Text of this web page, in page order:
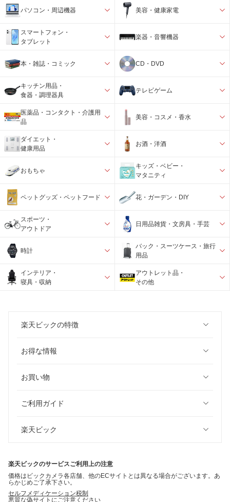
パソコン・周辺機器 美容・健康家電
スマートフォン・
タブレット
楽器・音響機器
本・雑誌・コミック CD・DVD
キッチン用品・
食器・調理器具
テレビゲーム
医薬品・コンタクト・介護用
品
美容・コスメ・香水
ダイエット・
健康用品
お酒・洋酒
おもちゃ
キッズ・ベビー・
マタニティ
ペットグッズ・ペットフード 花・ガーデン・DIY
スポーツ・
アウトドア
日用品雑貨・文房具・手芸
時計
バック・スーツケース・旅行
用品
インテリア・
寝具・収納
アウトレット品・
その他
楽天ビックの特徴
お得な情報
お買い物
ご利用ガイド
楽天ビック
楽天ビックのサービスご利用上の注意
価格はビックカメラ各店舗、他のECサイトとは異なる場合がございます。あ
らかじめご了承下さい。
セルフメディケーション税制
悪質な偽サイトにご注意ください